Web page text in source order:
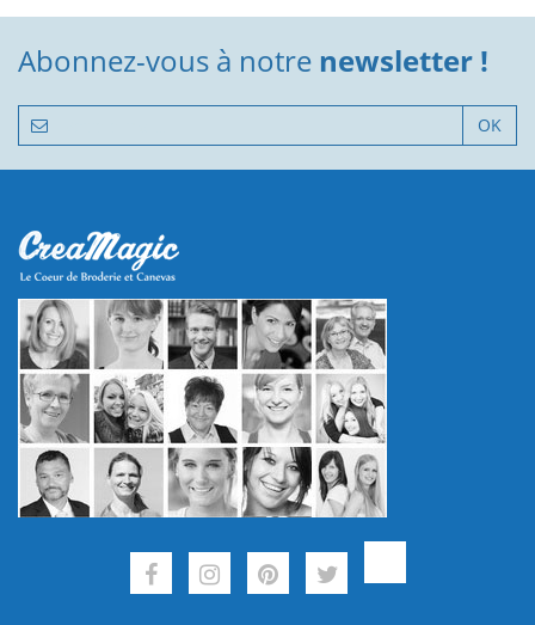
Abonnez-vous à notre newsletter !
OK